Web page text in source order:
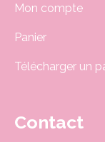
Mon compte
Panier
Télécharger un
Contact